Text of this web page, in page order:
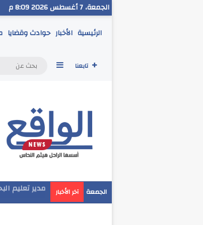
الجمعة، 7 أغسطس 2026 8:09 م
الرئيسية الأخبار حوادث وقضايا
تابعنا إضافة عمود
الجمعة آخر الأخبار مدير تعليم